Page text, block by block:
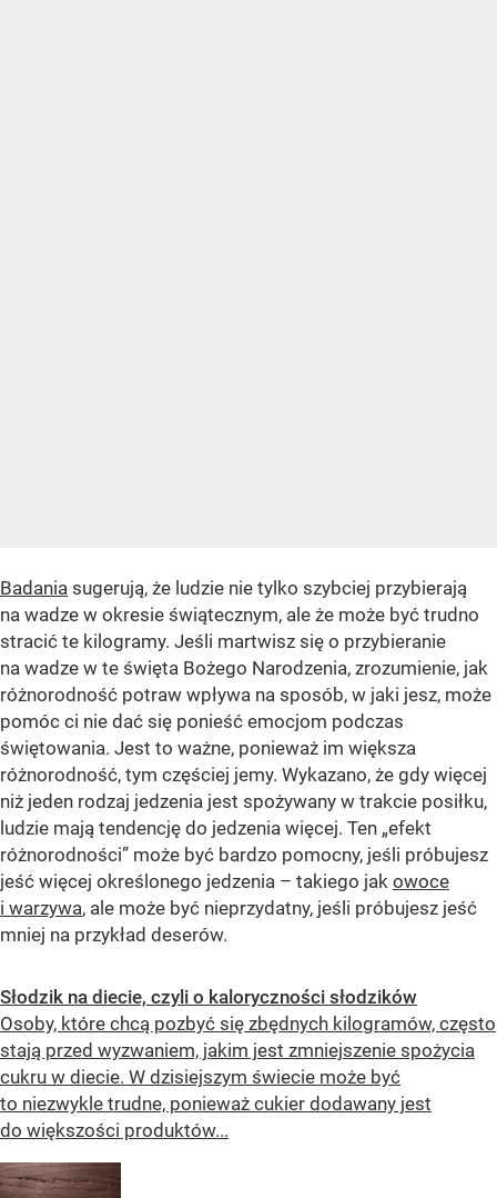
Badania sugerują, że ludzie nie tylko szybciej przybierają
na wadze w okresie świątecznym, ale że może być trudno
stracić te kilogramy. Jeśli martwisz się o przybieranie
na wadze w te święta Bożego Narodzenia, zrozumienie, jak
różnorodność potraw wpływa na sposób, w jaki jesz, może
pomóc ci nie dać się ponieść emocjom podczas
świętowania. Jest to ważne, ponieważ im większa
różnorodność, tym częściej jemy. Wykazano, że gdy więcej
niż jeden rodzaj jedzenia jest spożywany w trakcie posiłku,
ludzie mają tendencję do jedzenia więcej. Ten „efekt
różnorodności” może być bardzo pomocny, jeśli próbujesz
jeść więcej określonego jedzenia – takiego jak owoce
i warzywa, ale może być nieprzydatny, jeśli próbujesz jeść
mniej na przykład deserów.
Słodzik na diecie, czyli o kaloryczności słodzików
Osoby, które chcą pozbyć się zbędnych kilogramów, często
stają przed wyzwaniem, jakim jest zmniejszenie spożycia
cukru w diecie. W dzisiejszym świecie może być
to niezwykle trudne, ponieważ cukier dodawany jest
do większości produktów...